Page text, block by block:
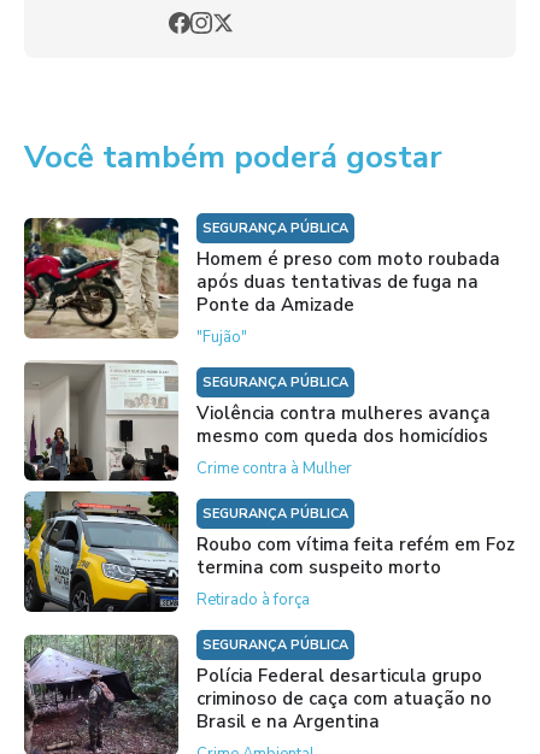
Você também poderá gostar
SEGURANÇA PÚBLICA
Homem é preso com moto roubada
após duas tentativas de fuga na
Ponte da Amizade
"Fujão"
SEGURANÇA PÚBLICA
Violência contra mulheres avança
mesmo com queda dos homicídios
Crime contra à Mulher
SEGURANÇA PÚBLICA
Roubo com vítima feita refém em Foz
termina com suspeito morto
Retirado à força
SEGURANÇA PÚBLICA
Polícia Federal desarticula grupo
criminoso de caça com atuação no
Brasil e na Argentina